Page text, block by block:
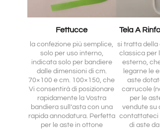
Fettucce
la confezione più semplice,
solo per uso interno,
indicata solo per bandiere
dalle dimensioni di cm.
70×100 e cm. 100×150, che
Vi consentirà di posizionare
rapidamente la Vostra
bandiera sull’asta con una
rapida annodatura. Perfetta
per le aste in ottone
Tela A
si tratta della
classica per
esterno,
legarne le
aste
carrucole
per le
vendute su
contattateci
di aste